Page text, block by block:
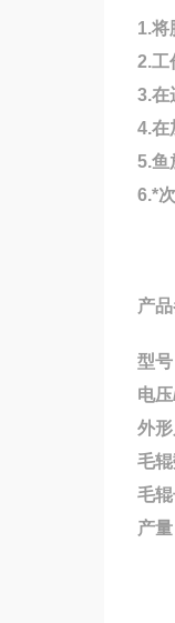
1.将
2.工
3.在
4.在
5.鱼
6.*
产
型
电
外
毛
毛
产